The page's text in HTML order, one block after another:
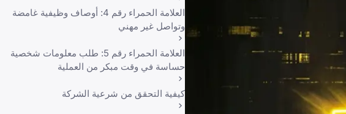
العلامة الحمراء رقم 4: أوصاف وظيفية غامضة
وتواصل غير مهني
العلامة الحمراء رقم 5: طلب معلومات شخصية
حساسة في وقت مبكر من العملية
كيفية التحقق من شرعية الشركة